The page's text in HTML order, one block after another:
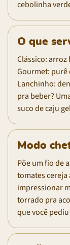
cebolinha
O que
Clássico:
Gourmet: purê
Lanchinho:
pra beber?
suco de caju
Modo
Põe um fio de
tomates cereja
impressionar
torrado pra
que você